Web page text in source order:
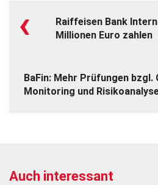
‹
Raiffeisen Bank
Millionen Euro zahlen
BaFin: Mehr Prüfungen bzgl.
Monitoring und
Auch interessant